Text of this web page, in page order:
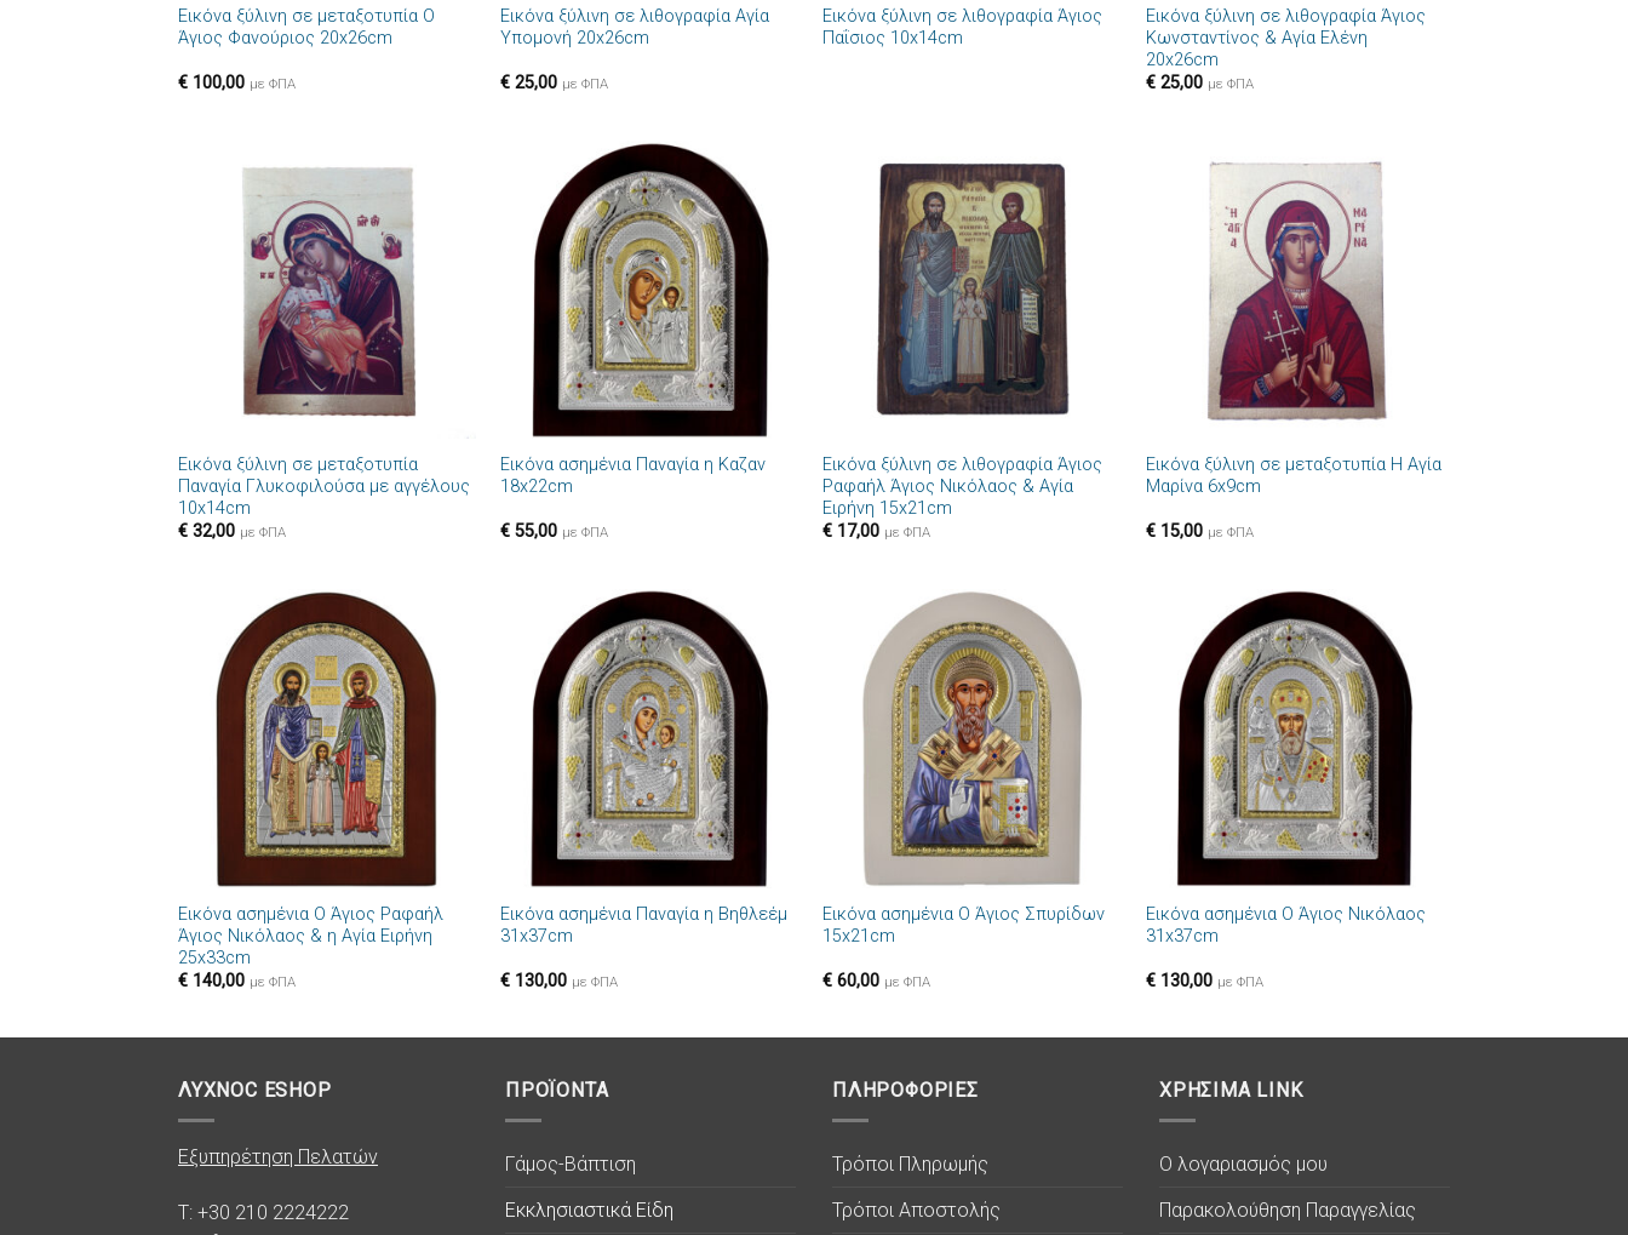
Εικόνα ξύλινη σε μεταξοτυπία Ο
Άγιος Φανούριος 20x26cm
€100,00 με ΦΠΑ
Εικόνα ξύλινη σε λιθογραφία Αγία
Υπομονή 20x26cm
€ 25,00 με ΦΠΑ
Εικόνα ξύλινη σε λιθογραφία Άγιος
Παΐσιος 10x14cm
Εικόνα ξύλινη σε λιθογραφία Άγιος
Κωνσταντίνος & Αγία Ελένη
20x26cm
€25,00 με ΦΠΑ
στην λίστα
επιθυμιών
Εικόνα ξύλινη σε μεταξοτυπία
Παναγία Γλυκοφιλούσα με αγγέλους
10x14cm
€32,00 με ΦΠΑ
Πρόσθήκη
στην λίστα
επιθυμιών
Εικόνα ασημένια Παναγία η Καζαν
18x22cm
€ 55,00 με ΦΠΑ
Πρόσθήκη
στην λίστα
επιθυμιών
Εικόνα ξύλινη σε λιθογραφία Άγιος
Ραφαήλ Άγιος Νικόλαος & Αγία
Ειρήνη 15x21cm
€ 17,00 με ΦΠΑ
Πρόσθήκη
στην λίστα
επιθυμιών
Εικόνα ξύλινη σε μεταξοτυπία Η Αγία
Μαρίνα 6x9cm
€15,00 με ΦΠΑ
Πρόσθήκη
στην λίστα
επιθυμιών
Εικόνα ασημένια Ο Άγιος Ραφαήλ
Άγιος Νικόλαος & η Αγία Ειρήνη
25x33cm
€140,00 με ΦΠΑ
Πρόσθήκη
στην λίστα
επιθυμιών
Εικόνα ασημένια Παναγία η Βηθλεέμ
31x37cm
€ 130,00 με ΦΠΑ
Πρόσθήκη
στην λίστα
επιθυμιών
Εικόνα ασημένια Ο Άγιος Σπυρίδων
15x21cm
€ 60,00 με ΦΠΑ
Πρόσθήκη
στην λίστα
επιθυμιών
Εικόνα ασημένια Ο Άγιος Νικόλαος
31x37cm
€130,00 με ΦΠΑ
ΛΥΧΝΟC ESHOP
Εξυπηρέτηση Πελατών
T: +30 210 2224222
ΠΡΟΪΟΝΤΑ
Γάμος-Βάπτιση
Εκκλησιαστικά Είδη
ΠΛΗΡΟΦΟΡΙΕΣ
Τρόποι Πληρωμής
Τρόποι Αποστολής
ΧΡΗΣΙΜΑ LINK
Ο λογαριασμός μου
Παρακολούθηση Παραγγελίας